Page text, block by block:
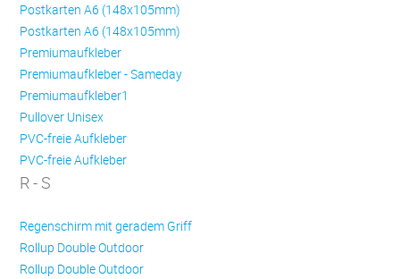
Postkarten A6 (148x105mm)
Postkarten A6 (148x105mm)
Premiumaufkleber
Premiumaufkleber - Sameday
Premiumaufkleber1
Pullover Unisex
PVC-freie Aufkleber
PVC-freie Aufkleber
R - S
Regenschirm mit geradem Griff
Rollup Double Outdoor
Rollup Double Outdoor